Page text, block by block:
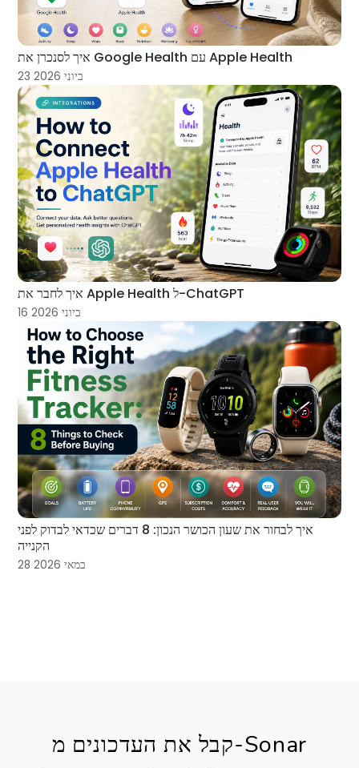
איך לסנכרן את Google Health עם Apple Health
23 ביוני 2026
איך לחבר את Apple Health ל-ChatGPT
16 ביוני 2026
איך לבחור את שעון הכושר הנכון: 8 דברים שכדאי לבדוק לפני
הקנייה
28 במאי 2026
קבל את העדכונים מ-Sonar